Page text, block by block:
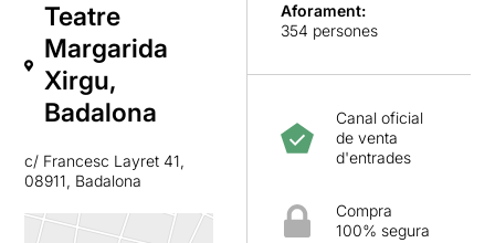
Teatre
Margarida
Xirgu,
Badalona
c/ Francesc Layret 41,
08911, Badalona
Aforament:
354 persones
Canal oficial
de venta
d'entrades
Compra
100% segura